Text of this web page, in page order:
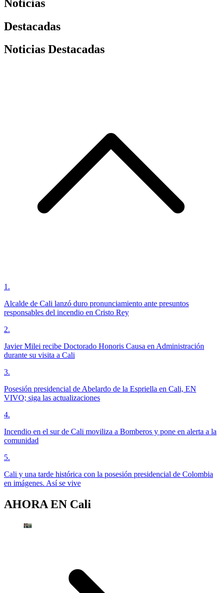
Noticias
Destacadas
Noticias Destacadas
1 .
Alcalde de Cali lanzó duro pronunciamiento ante presuntos
responsables del incendio en Cristo Rey
2.
Javier Milei recibe Doctorado Honoris Causa en Administración
durante su visita a Cali
3.
Posesión presidencial de Abelardo de la Espriella en Cali, EN
VIVO; siga las actualizaciones
4.
Incendio en el sur de Cali moviliza a Bomberos y pone en alerta a la
comunidad
5.
Cali y una tarde histórica con la posesión presidencial de Colombia
en imágenes. Así se vive
AHORA EN Cali